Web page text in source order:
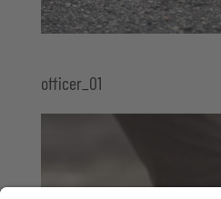
officer_01